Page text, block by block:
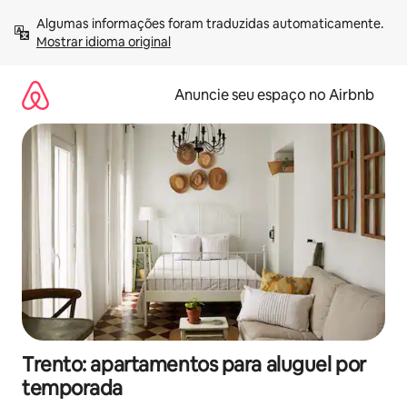
para
Mostrar idioma original
Anuncie seu espaço no Airbnb
Trento: apartamentos para aluguel por
temporada